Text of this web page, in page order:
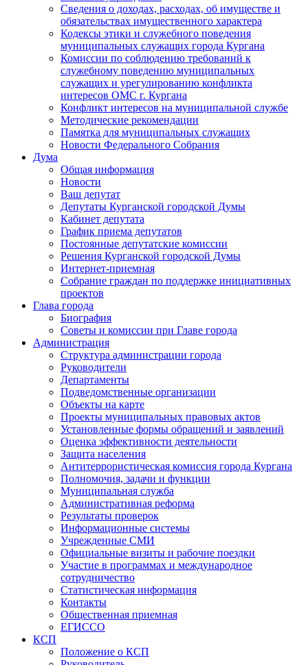
Сведения о доходах, расходах, об имуществе и
обязательствах имущественного характера
Кодексы этики и служебного поведения
муниципальных служащих города Кургана
Комиссии по соблюдению требований к
служебному поведению муниципальных
служащих и урегулированию конфликта
интересов ОМС г. Кургана
Конфликт интересов на муниципальной службе
Методические рекомендации
Памятка для муниципальных служащих
Новости Федерального Cобрания
Дума
Общая информация
Новости
Ваш депутат
Депутаты Курганской городской Думы
Кабинет депутата
График приема депутатов
Постоянные депутатские комиссии
Решения Курганской городской Думы
Интернет-приемная
Собрание граждан по поддержке инициативных
проектов
Глава города
Биография
Советы и комиссии при Главе города
Администрация
Структура администрации города
Руководители
Департаменты
Подведомственные организации
Объекты на карте
Проекты муниципальных правовых актов
Установленные формы обращений и заявлений
Оценка эффективности деятельности
Защита населения
Антитеррористическая комиссия города Кургана
Полномочия, задачи и функции
Муниципальная служба
Административная реформа
Результаты проверок
Информационные системы
Учрежденные СМИ
Официальные визиты и рабочие поездки
Участие в программах и международное
сотрудничество
Статистическая информация
Контакты
Общественная приемная
ЕГИССО
КСП
Положение о КСП